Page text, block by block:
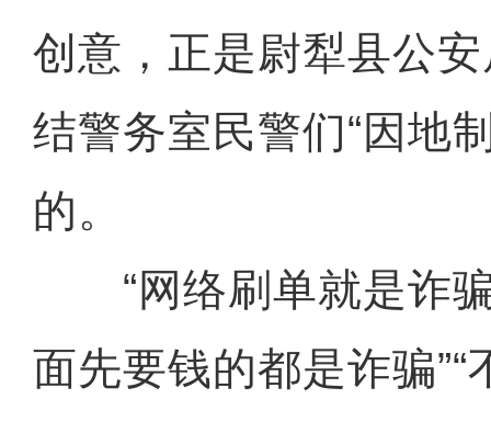
创意，正是尉犁县公
结警务室民警们“因地
的。
“网络刷单就是诈骗
面先要钱的都是诈骗